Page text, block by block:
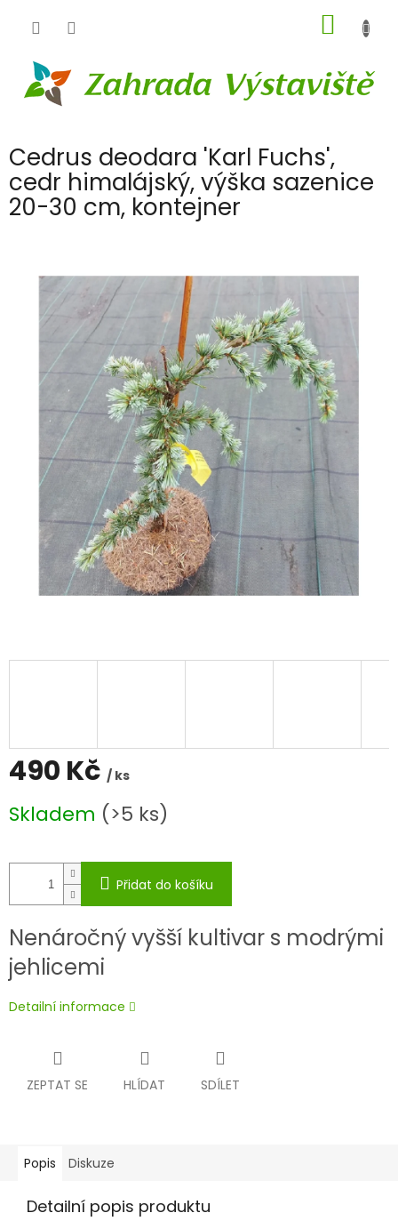
KOŠÍK
Cedrus deodara 'Karl Fuchs',
cedr himalájský, výška sazenice
20-30 cm, kontejner
490 Kč / ks
cena:
Skladem (>5 ks)
Přidat do košíku
Nenáročný vyšší kultivar s modrými
jehlicemi
Detailní informace
ZEPTAT SE HLÍDAT SDÍLET
Popis Diskuze
Detailní popis produktu